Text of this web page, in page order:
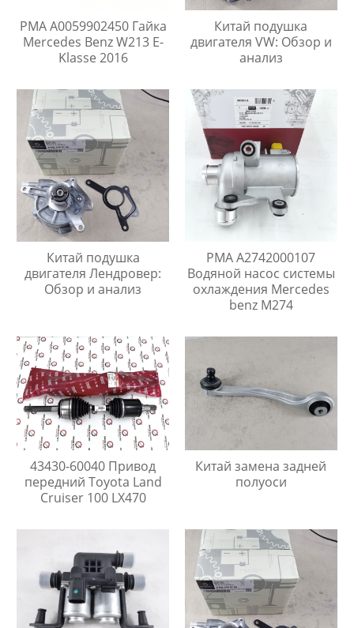
PMA A0059902450 Гайка
Mercedes Benz W213 E-
Klasse 2016
Китай подушка
двигателя VW: Обзор и
анализ
Китай подушка
двигателя Лендровер:
Обзор и анализ
PMA A2742000107
Водяной насос системы
охлаждения Mercedes
benz M274
43430-60040 Привод
передний Toyota Land
Cruiser 100 LX470
Китай замена задней
полуоси